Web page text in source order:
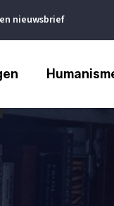
nieuwsbrief